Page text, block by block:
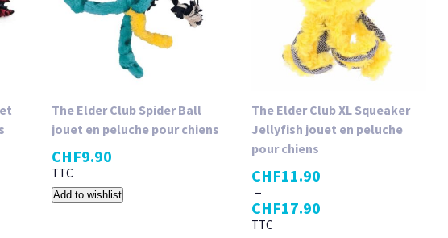
The Elder Club Spider Ball
jouet en peluche pour chiens
CHF9.90
TTC
Add to wishlist
The Elder Club XL Squeaker
Jellyfish jouet en peluche
pour chiens
CHF11.90
–
CHF17.90
TTC